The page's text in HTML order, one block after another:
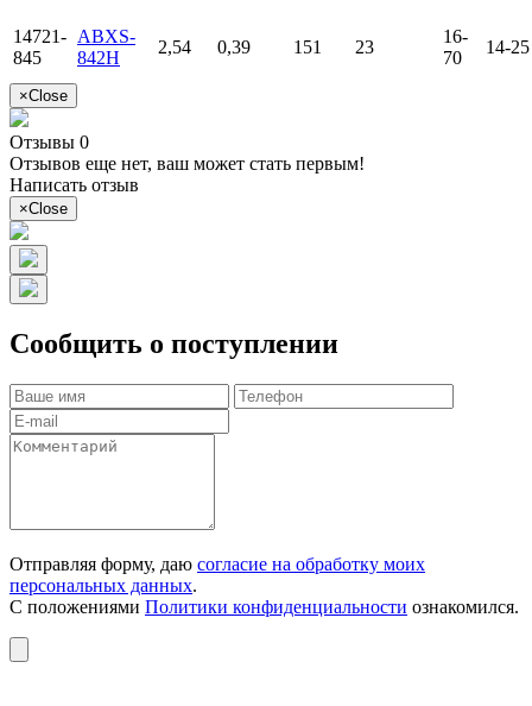
14721-
845
ABXS-
842H
2,54 0,39 151 23
16-
70
14-25
×Close
Отзывы 0
Отзывов еще нет, ваш может стать первым!
Написать отзыв
×Close
Сообщить о поступлении
Отправляя форму, даю согласие на обработку моих
персональных данных.
С положениями Политики конфиденциальности ознакомился.